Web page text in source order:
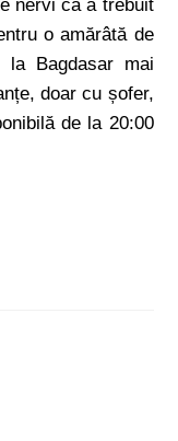
nervi că a trebuit
o amărâtă de
Bagdasar mai
doar cu șofer,
de la 20:00